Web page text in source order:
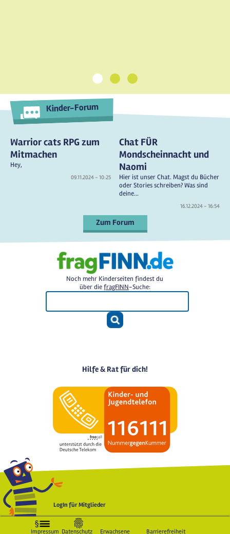
1 2 3
Kinder-Forum
Warrior cats RPG zum
Mitmachen
Hey,
09.11.2024 - 10:25
Chat FÜR
Mondscheinnacht und
Naomi
Hier ist unser Chat. Magst du Bücher
oder Stories schreiben? Was sind
deine...
16.12.2024 - 16:54
Zum Forum
Noch mehr Kinderseiten findest du
über diefragFINN-Suche:
Hilfe & Rat für dich!
LogIn für Mitglieder
Impressum Datenschutz Erwachsene Barrierefreiheit